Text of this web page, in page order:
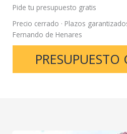
Pide tu presupuesto gratis
Precio cerrado · Plazos
Fernando de Henares
PRESUPUESTO